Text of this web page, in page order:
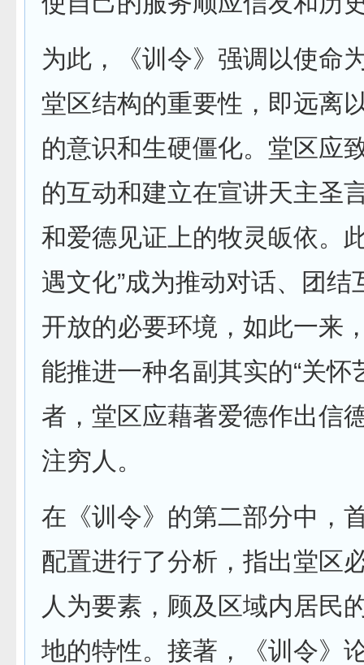
为此，《训令》强调以使命
堂区结构的重要性，即远离
的意识和生硬僵化。堂区应
的互动和建立在宣讲天主圣
和爱德见证上的牧灵皈依。
遇文化”成为推动对话、团结
开放的必要环境，如此一来
能推进一种名副其实的“关怀
者，堂区应藉著爱德作出信
注穷人。
在《训令》的第二部分中，
配置进行了分析，指出堂区
人为要素，顾及区域内居民
地的特性。接著，《训令》